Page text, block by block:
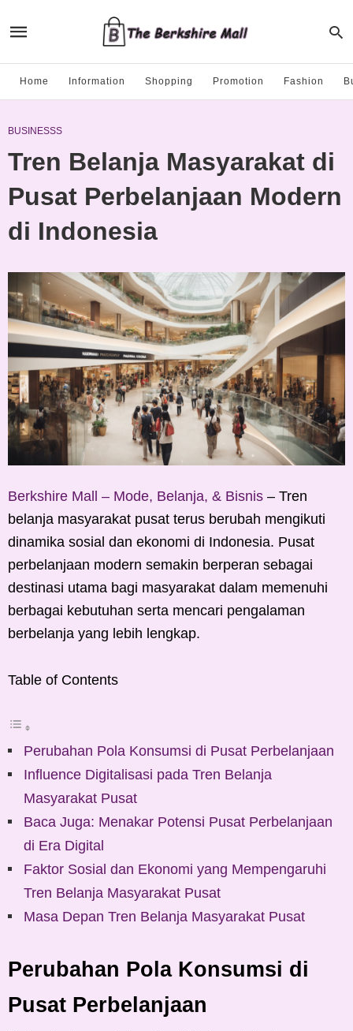
Home Information Shopping Promotion Fashion
BUSINESSS
Tren Belanja Masyarakat di
Pusat Perbelanjaan Modern
di Indonesia
Berkshire Mall – Mode, Belanja, & Bisnis – Tren
belanja masyarakat pusat terus berubah mengikuti
dinamika sosial dan ekonomi di Indonesia. Pusat
perbelanjaan modern semakin berperan sebagai
destinasi utama bagi masyarakat dalam memenuhi
berbagai kebutuhan serta mencari pengalaman
berbelanja yang lebih lengkap.
Table of Contents
Perubahan Pola Konsumsi di Pusat Perbelanjaan
Influence Digitalisasi pada Tren Belanja
Masyarakat Pusat
Baca Juga: Menakar Potensi Pusat Perbelanjaan
di Era Digital
Faktor Sosial dan Ekonomi yang Mempengaruhi
Tren Belanja Masyarakat Pusat
Masa Depan Tren Belanja Masyarakat Pusat
Perubahan Pola Konsumsi di
Pusat Perbelanjaan